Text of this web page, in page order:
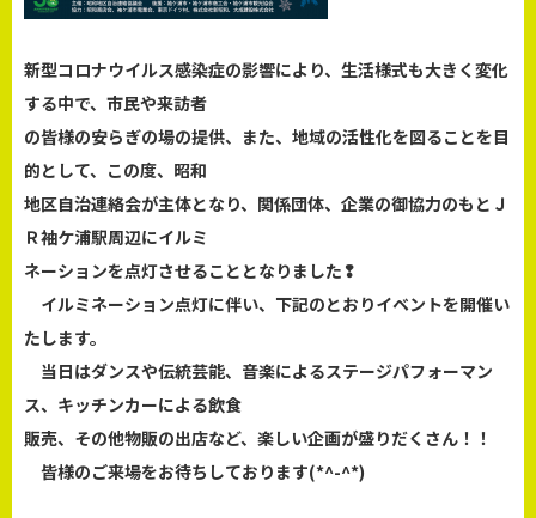
新型コロナウイルス感染症の影響により、生活様式も大きく変化
する中で、市民や来訪者
の皆様の安らぎの場の提供、また、地域の活性化を図ることを目
的として、この度、昭和
地区自治連絡会が主体となり、関係団体、企業の御協力のもとＪ
Ｒ袖ケ浦駅周辺にイルミ
ネーションを点灯させることとなりました❢
イルミネーション点灯に伴い、下記のとおりイベントを開催い
たします。
当日はダンスや伝統芸能、音楽によるステージパフォーマン
ス、キッチンカーによる飲食
販売、その他物販の出店など、楽しい企画が盛りだくさん！！
皆様のご来場をお待ちしております(*^-^*)